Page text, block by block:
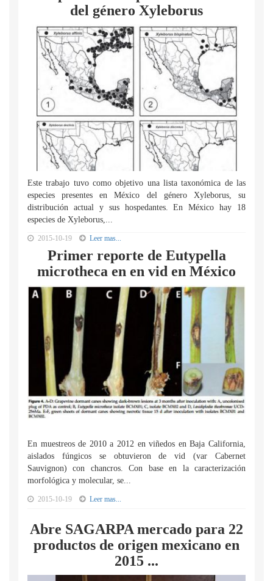
del género Xyleborus
Este trabajo tuvo como objetivo una lista taxonómica de las
especies presentes en México del género Xyleborus, su
distribución actual y sus hospedantes. En México hay 18
especies de Xyleborus,...
2015-10-19 Leer mas...
Primer reporte de Eutypella
microtheca en en vid en México
En muestreos de 2010 a 2012 en viñedos en Baja California,
aislados fúngicos se obtuvieron de vid (var Cabernet
Sauvignon) con chancros. Con base en la caracterización
morfológica y molecular, se...
2015-10-19 Leer mas...
Abre SAGARPA mercado para 22
productos de origen mexicano en
2015 ...